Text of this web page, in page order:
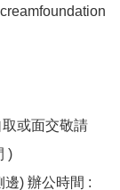
或面交敬請
)